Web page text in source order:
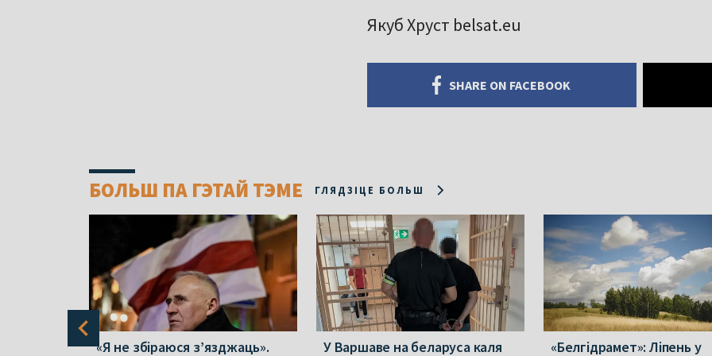
Якуб Хруст belsat.eu
SHARE ON FACEBOOK
БОЛЬШ ПА ГЭТАЙ ТЭМЕ ГЛЯДЗІЦЕ БОЛЬШ
«Я не збіраюся з’язджаць».
У Варшаве на беларуса каля
«Белгідрамет»: Ліпень у